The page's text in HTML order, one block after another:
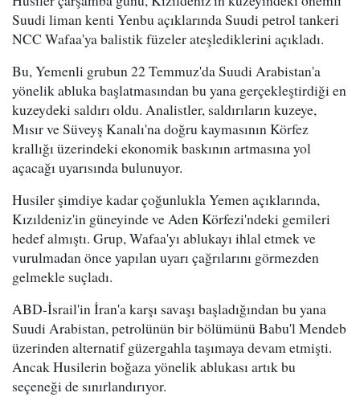
Suudi liman kenti Yenbu açıklarında Suudi petrol tankeri
NCC Wafaa'ya balistik füzeler ateşlediklerini açıkladı.
Bu, Yemenli grubun 22 Temmuz'da Suudi Arabistan'a
yönelik abluka başlatmasından bu yana gerçekleştirdiği en
kuzeydeki saldırı oldu. Analistler, saldırıların kuzeye,
Mısır ve Süveyş Kanalı'na doğru kaymasının Körfez
krallığı üzerindeki ekonomik baskının artmasına yol
açacağı uyarısında bulunuyor.
Husiler şimdiye kadar çoğunlukla Yemen açıklarında,
Kızıldeniz'in güneyinde ve Aden Körfezi'ndeki gemileri
hedef almıştı. Grup, Wafaa'yı ablukayı ihlal etmek ve
vurulmadan önce yapılan uyarı çağrılarını görmezden
gelmekle suçladı.
ABD-İsrail'in İran'a karşı savaşı başladığından bu yana
Suudi Arabistan, petrolünün bir bölümünü Babu'l Mendeb
üzerinden alternatif güzergahla taşımaya devam etmişti.
Ancak Husilerin boğaza yönelik ablukası artık bu
seçeneği de sınırlandırıyor.